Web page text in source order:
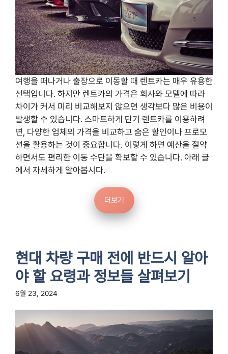
여행을 떠나거나 출장으로 이동할 때 렌트카는 매우 유용한
선택입니다. 하지만 렌트카의 가격은 회사와 모델에 따라
차이가 커서 미리 비교해보지 않으면 생각보다 많은 비용이
발생할 수 있습니다. 스마트하게 단기 렌트카를 이용하려
면, 다양한 업체의 가격을 비교하고 숨은 할인이나 프로모
션을 활용하는 것이 중요합니다. 이렇게 하면 예산을 절약
하면서도 편리한 이동 수단을 확보할 수 있습니다. 아래 글
에서 자세하게 알아봅시다.
더보기
현대 차량 구매 전에 반드시 알아
야 할 요령과 정보들 살펴보기
6월 23, 2024